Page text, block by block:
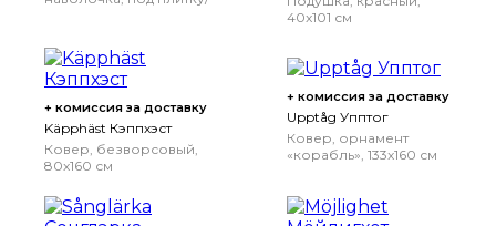
40x101 см
+ комиссия за доставку
Käpphäst Кэппхэст
Ковер, безворсовый,
80x160 см
+ комиссия за доставку
Upptåg Упптог
Ковер, орнамент
«корабль», 133x160 см